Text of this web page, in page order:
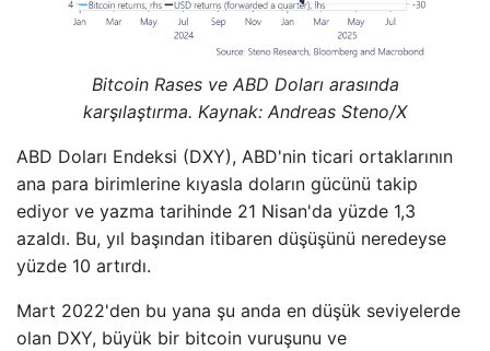
Bitcoin Rases ve ABD Doları arasında
karşılaştırma. Kaynak: Andreas Steno/X
ABD Doları Endeksi (DXY), ABD'nin ticari ortaklarının
ana para birimlerine kıyasla doların gücünü takip
ediyor ve yazma tarihinde 21 Nisan'da yüzde 1,3
azaldı. Bu, yıl başından itibaren düşüşünü neredeyse
yüzde 10 artırdı.
Mart 2022'den bu yana şu anda en düşük seviyelerde
olan DXY, büyük bir bitcoin vuruşunu ve